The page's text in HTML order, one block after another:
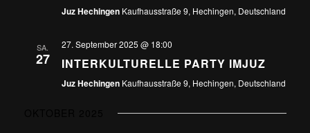
Juz Hechingen Kaufhausstraße 9, Hechingen, Deutschland
SA.
27
27. September 2025 @ 18:00
INTERKULTURELLE PARTY IMJUZ
Juz Hechingen Kaufhausstraße 9, Hechingen, Deutschland